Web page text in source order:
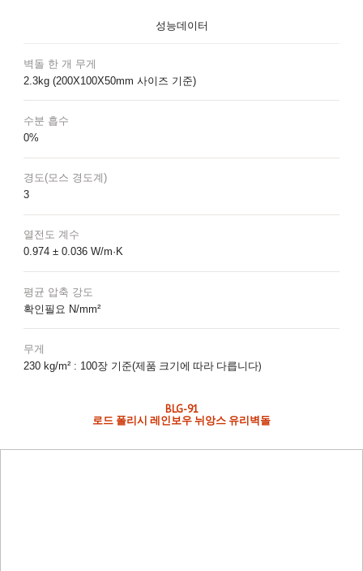
성능데이터
벽돌 한 개 무게
2.3kg (200X100X50mm 사이즈 기준)
수분 흡수
0%
경도(모스 경도계)
3
열전도 계수
0.974 ± 0.036 W/m·K
평균 압축 강도
확인필요 N/mm²
무게
230 kg/m² : 100장 기준(제품 크기에 따라 다릅니다)
BLG-91
로드 폴리시 레인보우 뉘앙스 유리벽돌